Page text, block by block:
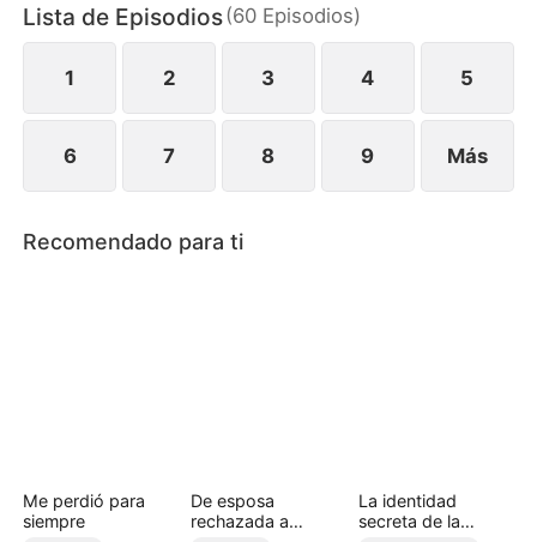
familiares y ambiciones ocultas, su relación pasa
de enemigos a aliados, mientras destapan juntos la
verdad detrás de un misterioso asesinato.
Lista de Episodios(60 Episodios)
1 2 3 4 5
6 7 8 9 Más
Recomendado para ti
Me perdió para
siempre
De esposa
rechazada a
La identidad
secreta de la